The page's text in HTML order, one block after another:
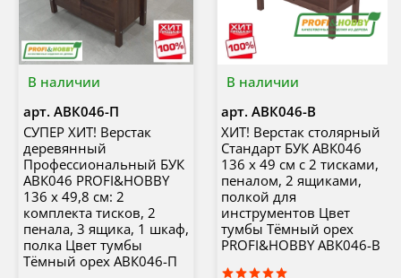
В наличии
арт. АВК046-П
СУПЕР ХИТ! Верстак
деревянный
Профессиональный БУК
АВК046 PROFI&HOBBY
136 х 49,8 см: 2
комплекта тисков, 2
пенала, 3 ящика, 1 шкаф,
полка Цвет тумбы
Тёмный орех АВК046-П
В наличии
арт. АВК046-B
ХИТ! Верстак столярный
Стандарт БУК АВК046
136 х 49 см с 2 тисками,
пеналом, 2 ящиками,
полкой для
инструментов Цвет
тумбы Тёмный орех
PROFI&HOBBY АВК046-B